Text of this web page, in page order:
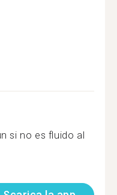
si no es fluido al